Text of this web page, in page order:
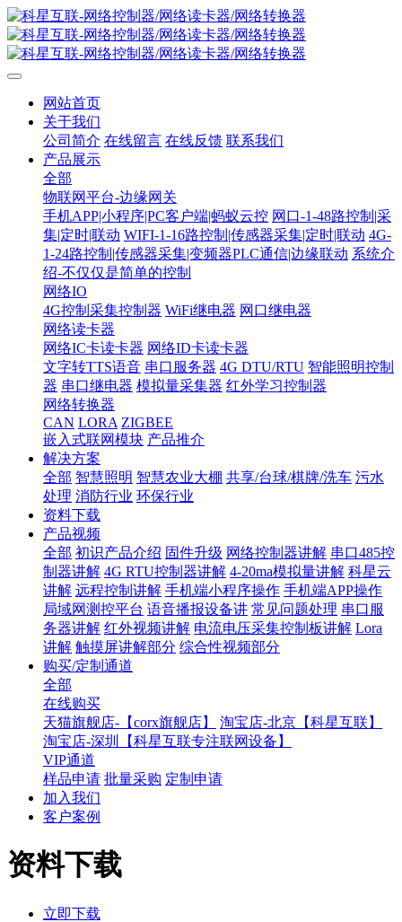
网站首页
关于我们
公司简介 在线留言 在线反馈 联系我们
产品展示
全部
物联网平台-边缘网关
手机APP|小程序|PC客户端|蚂蚁云控 网口-1-48路控制|采
集|定时|联动 WIFI-1-16路控制|传感器采集|定时|联动 4G-
1-24路控制|传感器采集|变频器PLC通信|边缘联动 系统介
绍-不仅仅是简单的控制
网络IO
4G控制采集控制器 WiFi继电器 网口继电器
网络读卡器
网络IC卡读卡器 网络ID卡读卡器
文字转TTS语音 串口服务器 4G DTU/RTU 智能照明控制
器 串口继电器 模拟量采集器 红外学习控制器
网络转换器
CAN LORA ZIGBEE
嵌入式联网模块 产品推介
解决方案
全部 智慧照明 智慧农业大棚 共享/台球/棋牌/洗车 污水
处理 消防行业 环保行业
资料下载
产品视频
全部 初识产品介绍 固件升级 网络控制器讲解 串口485控
制器讲解 4G RTU控制器讲解 4-20ma模拟量讲解 科星云
讲解 远程控制讲解 手机端小程序操作 手机端APP操作
局域网测控平台 语音播报设备讲 常见问题处理 串口服
务器讲解 红外视频讲解 电流电压采集控制板讲解 Lora
讲解 触摸屏讲解部分 综合性视频部分
购买/定制通道
全部
在线购买
天猫旗舰店-【corx旗舰店】
淘宝店-北京【科星互联】
淘宝店-深圳【科星互联专注联网设备】
VIP通道
样品申请 批量采购 定制申请
加入我们
客户案例
资料下载
立即下载